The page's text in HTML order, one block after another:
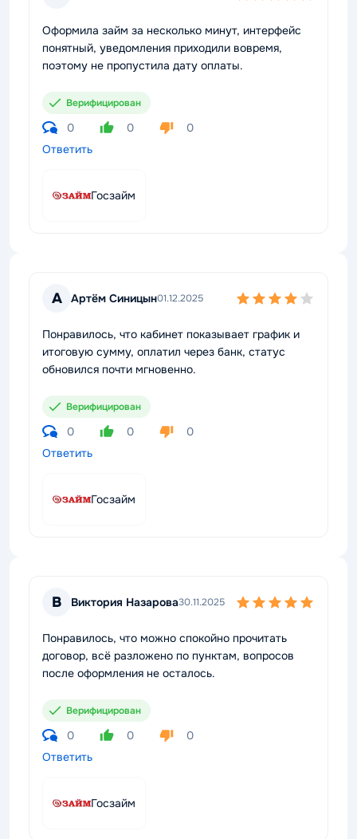
Оформила займ за несколько минут, интерфейс
понятный, уведомления приходили вовремя,
поэтому не пропустила дату оплаты.
Верифицирован
0 0
0
Ответить
Госзайм
А Артём Синицын01.12.2025
Понравилось, что кабинет показывает график и
итоговую сумму, оплатил через банк, статус
обновился почти мгновенно.
Верифицирован
0 0
0
Ответить
Госзайм
В Виктория Назарова30.11.2025
Понравилось, что можно спокойно прочитать
договор, всё разложено по пунктам, вопросов
после оформления не осталось.
Верифицирован
0 0
0
Ответить
Госзайм